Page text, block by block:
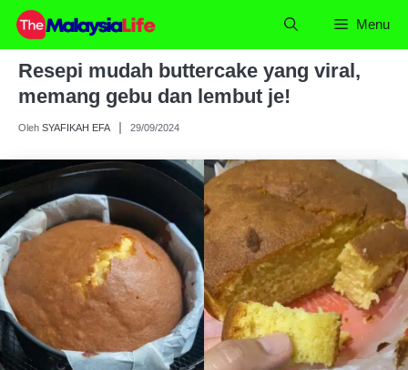
Skip
content
Menu
Resepi mudah buttercake yang viral,
memang gebu dan lembut je!
Oleh SYAFIKAH EFA 29/09/2024